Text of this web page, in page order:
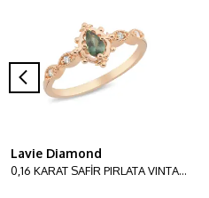
Lavie Diamond
0,16 KARAT SAFİR PIRLATA VINTAGE YÜZÜK